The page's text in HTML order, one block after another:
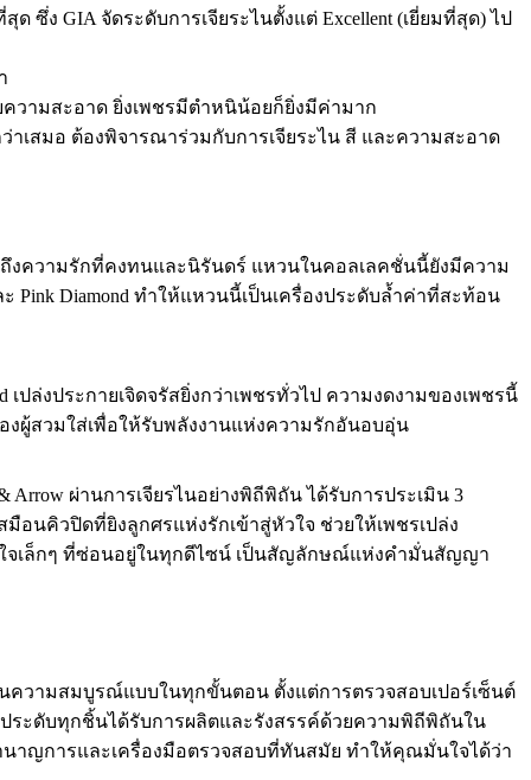
ซึ่ง GIA จัดระดับการเจียระไนตั้งแต่ Excellent (เยี่ยมที่สุด) ไป
ความสะอาด ยิ่งเพชรมีตำหนิน้อยก็ยิ่งมีค่ามาก
สมอ ต้องพิจารณาร่วมกับการเจียระไน สี และความสะอาด
งความรักที่คงทนและนิรันดร์ แหวนในคอลเลคชั่นนี้ยังมีความ
Pink Diamond ทำให้แหวนนี้เป็นเครื่องประดับล้ำค่าที่สะท้อน
ปล่งประกายเจิดจรัสยิ่งกว่าเพชรทั่วไป ความงดงามของเพชรนี้
งผู้สวมใส่เพื่อให้รับพลังงานแห่งความรักอันอบอุ่น
ผ่านการเจียรไนอย่างพิถีพิถัน ได้รับการประเมิน 3
มือนคิวปิดที่ยิงลูกศรแห่งรักเข้าสู่หัวใจ ช่วยให้เพชรเปล่ง
วใจเล็กๆ ที่ซ่อนอยู่ในทุกดีไซน์ เป็นสัญลักษณ์แห่งคำมั่นสัญญา
ความสมบูรณ์แบบในทุกขั้นตอน ตั้งแต่การตรวจสอบเปอร์เซ็นต์
ประดับทุกชิ้นได้รับการผลิตและรังสรรค์ด้วยความพิถีพิถันใน
าญการและเครื่องมือตรวจสอบที่ทันสมัย ทำให้คุณมั่นใจได้ว่า